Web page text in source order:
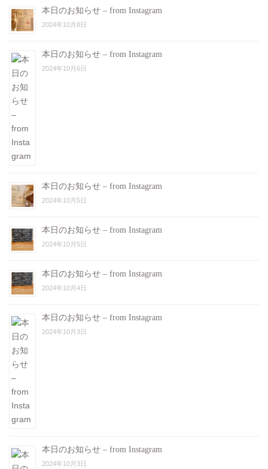
本日のお知らせ – from Instagram
2024年10月8日
本日のお知らせ – from Instagram
2024年10月6日
本日のお知らせ – from Instagram
2024年10月5日
本日のお知らせ – from Instagram
2024年10月5日
本日のお知らせ – from Instagram
2024年10月4日
本日のお知らせ – from Instagram
2024年10月3日
本日のお知らせ – from Instagram
2024年10月3日